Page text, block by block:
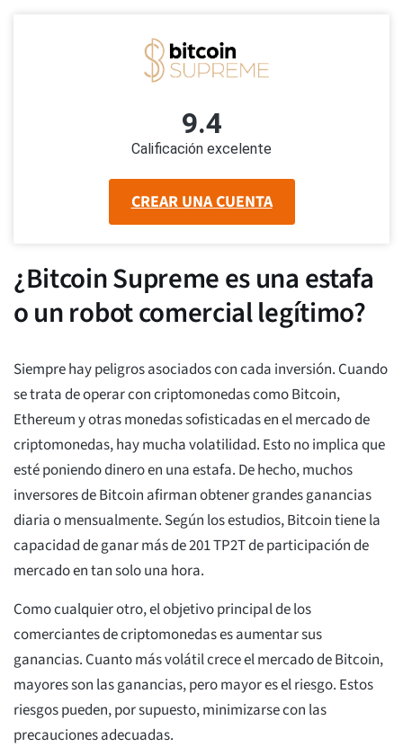
9.4
Calificación excelente
CREAR UNA CUENTA
¿Bitcoin Supreme es una estafa
o un robot comercial legítimo?
Siempre hay peligros asociados con cada inversión. Cuando
se trata de operar con criptomonedas como Bitcoin,
Ethereum y otras monedas sofisticadas en el mercado de
criptomonedas, hay mucha volatilidad. Esto no implica que
esté poniendo dinero en una estafa. De hecho, muchos
inversores de Bitcoin afirman obtener grandes ganancias
diaria o mensualmente. Según los estudios, Bitcoin tiene la
capacidad de ganar más de 201 TP2T de participación de
mercado en tan solo una hora.
Como cualquier otro, el objetivo principal de los
comerciantes de criptomonedas es aumentar sus
ganancias. Cuanto más volátil crece el mercado de Bitcoin,
mayores son las ganancias, pero mayor es el riesgo. Estos
riesgos pueden, por supuesto, minimizarse con las
precauciones adecuadas.